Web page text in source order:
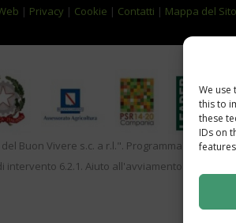
We use
this to
these
IDs on
| Privacy | Cookie | Contatti | Mappa del Sito
Buon Vivere s.c. a r.l.". Programma di Sviluppo
6.2.1. Aiuto all'avviamento